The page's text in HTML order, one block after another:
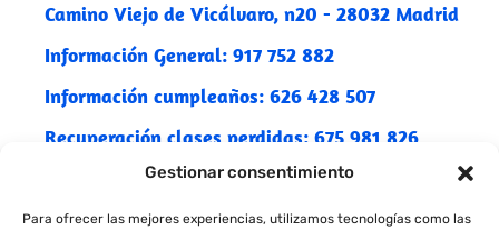
Gestionar consentimiento
Para ofrecer las mejores experiencias, utilizamos tecnologías como las
Camino Viejo de Vicálvaro, n20 - 28032 Madrid
Información General: 917 752 882
Información cumpleaños: 626 428 507
Recuperación clases perdidas: 675 981 826